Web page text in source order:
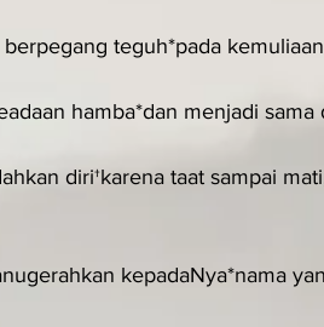
teguh*pada
hamba*dan menjadi sama
diri†karena taat sampai
kepadaNya*nama